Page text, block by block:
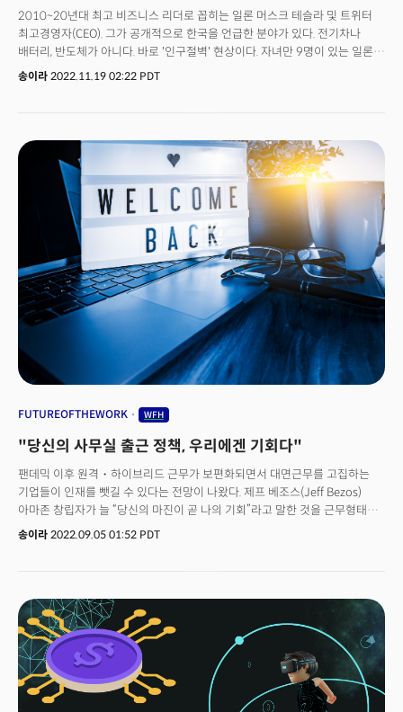
2010~20년대 최고 비즈니스 리더로 꼽히는 일론 머스크 테슬라 및 트위터
최고경영자(CEO). 그가 공개적으로 한국을 언급한 분야가 있다. 전기차나
배터리, 반도체가 아니다. 바로 '인구절벽' 현상이다. 자녀만 9명이 있는 일론
머스크는 '인구 문제'에 누구보다 진심이다. 그는 지난해 12월 비즈니스
'소멸 위기'에 놓여있는 것이다. 실제 한국의 인구절벽 현상은 심각하다. 새
정권이 들어설 때마다 새로운 저출산 대책을 내놓고 예산을 쏟아붓지만,
출산율은 매년 최저치를 경신하고 있다. 통계청의 ‘2022년 6월 인구동향’에
따르면, 가임여성 1명이 평생 낳을 것으로 추정되는 합계 출산율은
0.75명이다. 여기까지는 '한국인이라면' 잘 알려진 사실이다. 하지만 알려지지
않은 사실이 있다. '저출산' 현상으로 고심하던 미국, 일본이 팬데믹 이후
출산율 반등을 보이면서 '고학력 저출산의 저주'를 풀만한 단초를 발견한
것이다. 한국보다 심각하진 않지만, 두 국가 모두 여느 선진국들이 겪는
출산율이 점점 줄고 있는 상황이었다. 전염병 확산 속에서 출산율이 되레
상승한 요인은 무엇이었을까?
송이라 2022.11.19 02:22 PDT
FUTUREOFTHEWORK WFH
"당신의 사무실 출근 정책, 우리에겐 기회다"
팬데믹 이후 원격・하이브리드 근무가 보편화되면서 대면근무를 고집하는
기업들이 인재를 뺏길 수 있다는 전망이 나왔다. 제프 베조스(Jeff Bezos)
아마존 창립자가 늘 “당신의 마진이 곧 나의 기회”라고 말한 것을 근무형태에
빗댄 표현이다. 머뭇거리다가는 인재는 다 떠나간다.지난달 23일(현지시각)
않는다”고 답변했다. 직원들은 직장을 중심으로 생활했던 팬데믹 이전
생활에서 벗어나 본인의 생활반경을 중심으로 업무를 조직할 수 있는 자유와
유연성에 더 가치를 둔다. 일이라는 문화에 새로운 패러다임이 등장했다는
분석이다.사실 원격근무는 팬데믹 이전에도 증가추세였다. 2008년에서
2018년 사이 원격근무는 이전 10년 대비 400% 급증했다. 2030년까지 전
세계 2억5500만개의 사무직 중 5000만~8000만개가 대부분의 시간을
원격으로 수행될 것으로 전망된다.변화에 발맞춰 빠르게 원격 혹은
송이라 2022.09.05 01:52 PDT